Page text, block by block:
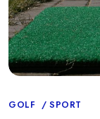
Categories
GOLF SPORT